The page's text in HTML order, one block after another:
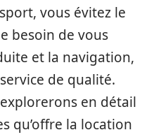
vous évitez le
besoin de vous
et la navigation,
de qualité.
en détail
qu’offre la location